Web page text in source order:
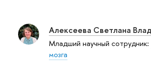
Алексеева Светлана
Младший научный сотрудник:
мозга